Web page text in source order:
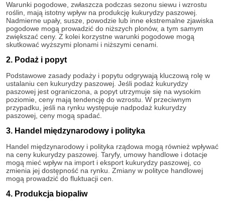
Warunki pogodowe, zwłaszcza podczas sezonu siewu i wzrostu
roślin, mają istotny wpływ na produkcję kukurydzy paszowej.
Nadmierne upały, susze, powodzie lub inne ekstremalne zjawiska
pogodowe mogą prowadzić do niższych plonów, a tym samym
zwiększać ceny. Z kolei korzystne warunki pogodowe mogą
skutkować wyższymi plonami i niższymi cenami.
2. Podaż i popyt
Podstawowe zasady podaży i popytu odgrywają kluczową rolę w
ustalaniu cen kukurydzy paszowej. Jeśli podaż kukurydzy
paszowej jest ograniczona, a popyt utrzymuje się na wysokim
poziomie, ceny mają tendencję do wzrostu. W przeciwnym
przypadku, jeśli na rynku występuje nadpodaż kukurydzy
paszowej, ceny mogą spadać.
3. Handel międzynarodowy i polityka
Handel międzynarodowy i polityka rządowa mogą również wpływać
na ceny kukurydzy paszowej. Taryfy, umowy handlowe i dotacje
mogą mieć wpływ na import i eksport kukurydzy paszowej, co
zmienia jej dostępność na rynku. Zmiany w polityce handlowej
mogą prowadzić do fluktuacji cen.
4. Produkcja biopaliw